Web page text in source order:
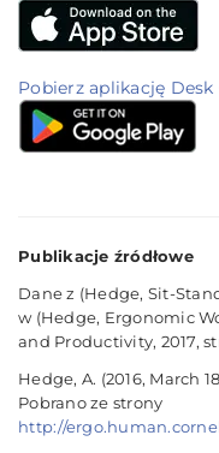
Pobierz aplikację
Publikacje źródłowe
Dane z (Hedge, Sit-
w (Hedge, Ergonomic
and Productivity, 2017,
Hedge, A. (2016, March
Pobrano ze strony
http://